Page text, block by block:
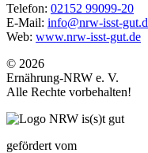
Telefon: 02152 99099-20
E-Mail: info@nrw-isst-
Web: www.nrw-isst-gut.de
© 2026
Ernährung-NRW e. V.
Alle Rechte vorbehalten!
gefördert vom